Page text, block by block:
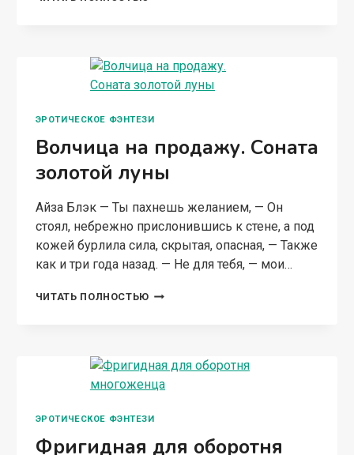
ДРАКОНА
ГОСПОДИНА
ЭРОТИЧЕСКОЕ ФЭНТЕЗИ
Волчица на продажу. Соната
золотой луны
Айза Блэк — Ты пахнешь желанием, — Он
стоял, небрежно прислонившись к стене, а под
кожей бурлила сила, скрытая, опасная, — Также
как и три года назад. — Не для тебя, — мои…
ЧИТАТЬ ПОЛНОСТЬЮ ВОЛЧИЦА
ЛУНЫ
ЭРОТИЧЕСКОЕ ФЭНТЕЗИ
Фригидная для оборотня